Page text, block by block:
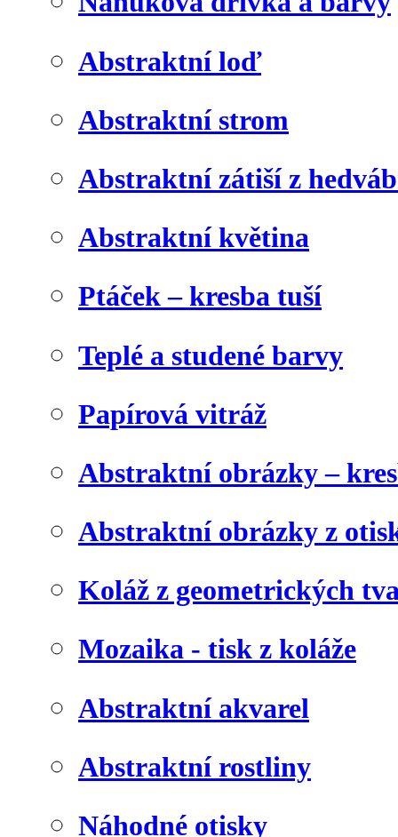
Abstraktní loď
Abstraktní strom
Abstraktní zátiší z
Abstraktní květina
Ptáček – kresba tuší
Teplé a studené barvy
Papírová vitráž
Abstraktní obrázky –
Abstraktní obrázky z
Koláž z geometrických
Mozaika - tisk z koláže
Abstraktní akvarel
Abstraktní rostliny
Náhodné otisky